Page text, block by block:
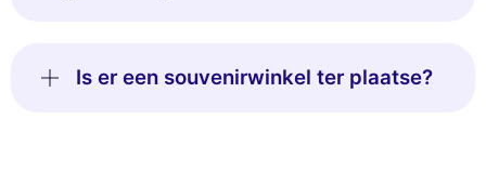
Is er een souvenirwinkel ter plaatse?